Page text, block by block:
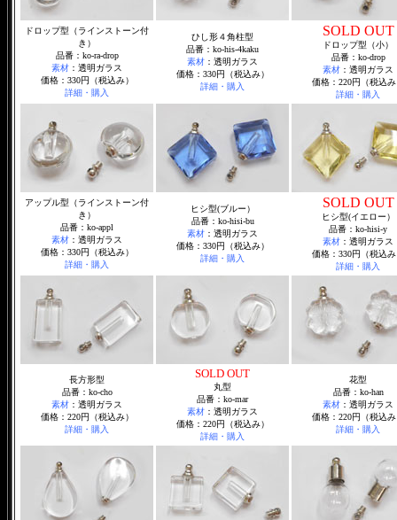
ドロップ型（ラインストーン付
き）
品番：ko-ra-drop
素材 ：透明ガラス
価格：330円（税込み）
詳細・購入
ひし形４角柱型
品番：ko-his-4kaku
素材 ：透明ガラス
価格：330円（税込み）
詳細・購入
SOLD OUT
ドロップ型（小）
品番：ko-drop
素材 ：透明ガラス
価格：220円（税込
詳細・購入
アップル型（ラインストーン付
き）
品番：ko-appl
素材 ：透明ガラス
価格：330円（税込み）
詳細・購入
ヒシ型(ブルー）
品番：ko-hisi-bu
素材 ：透明ガラス
価格：330円（税込み）
詳細・購入
SOLD OUT
ヒシ型(イエロー）
品番：ko-hisi-y
素材 ：透明ガラス
価格：330円（税込
詳細・購入
長方形型
品番：ko-cho
素材 ：透明ガラス
価格：220円（税込み）
詳細・購入
SOLD OUT
丸型
品番：ko-mar
素材 ：透明ガラス
価格：220円（税込み）
詳細・購入
花型
品番：ko-han
素材 ：透明ガラス
価格：220円（税込
詳細・購入